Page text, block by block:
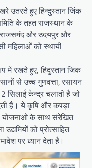
खरे उतरते हुए हिन्दुस्तान जिंक
के तहत राजस्थान के
राजसमंद और उदयपुर और
महिलाओं को स्थायी
में रखते हुए, हिंदुस्तान जिंक
से उच्च गुणवत्ता, रसायन
सिलाई केन्द्र चलाती है जो
हैं। ये कृषि और कपड़ा
योजनाओ के साथ संरेखित
को प्रोत्साहित
पर ध्यान देता है।